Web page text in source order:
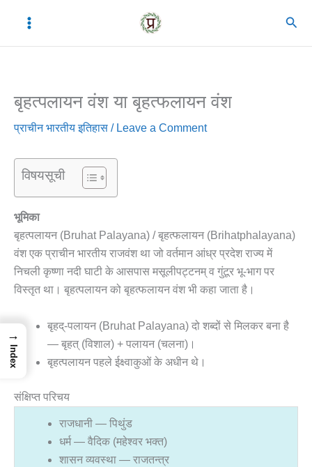
content
बृहत्पलायन वंश या बृहत्फलायन वंश
प्राचीन भारतीय इतिहास / Leave a Comment
विषयसूची
भूमिका
बृहत्पलायन (Bruhat Palayana) / बृहत्फलायन (Brihatphalayana)
वंश एक प्राचीन भारतीय राजवंश था जो वर्तमान आंध्र प्रदेश राज्य में
निचली कृष्णा नदी घाटी के आसपास मसूलीपट्टनम् व गुंटूर भू-भाग पर
विस्तृत था। बृहत्पलायन को बृहत्फलायन वंश भी कहा जाता है।
बृहद्-पलायन (Bruhat Palayana) दो शब्दों से मिलकर बना है
— बृहत् (विशाल) + पलायन (चलना)।
बृहत्पलायन पहले ईक्ष्वाकुओं के अधीन थे।
संक्षिप्त परिचय
राजधानी — पिथुंड
धर्म — वैदिक (महेश्वर भक्त)
शासन व्यवस्था — राजतन्त्र
g
s
i
→
Index